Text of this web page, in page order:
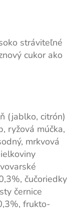
stráviteľné
cukor ako
(jablko, citrón)
ryžová múčka,
mrkvová
čučoriedky
černice
frukto-